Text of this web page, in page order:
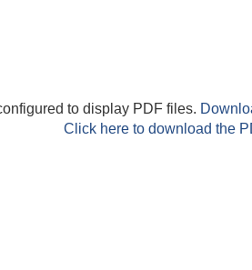
to display PDF files.
Click here to download the